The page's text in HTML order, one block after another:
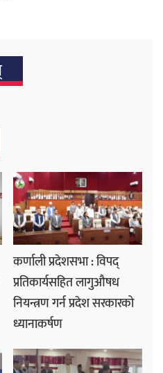
कर्णाली प्रदेशसभा : विपद्
प्रतिकार्यसहित लागुऔषध
नियन्त्रण गर्न प्रदेश सरकारको
ध्यानाकर्षण